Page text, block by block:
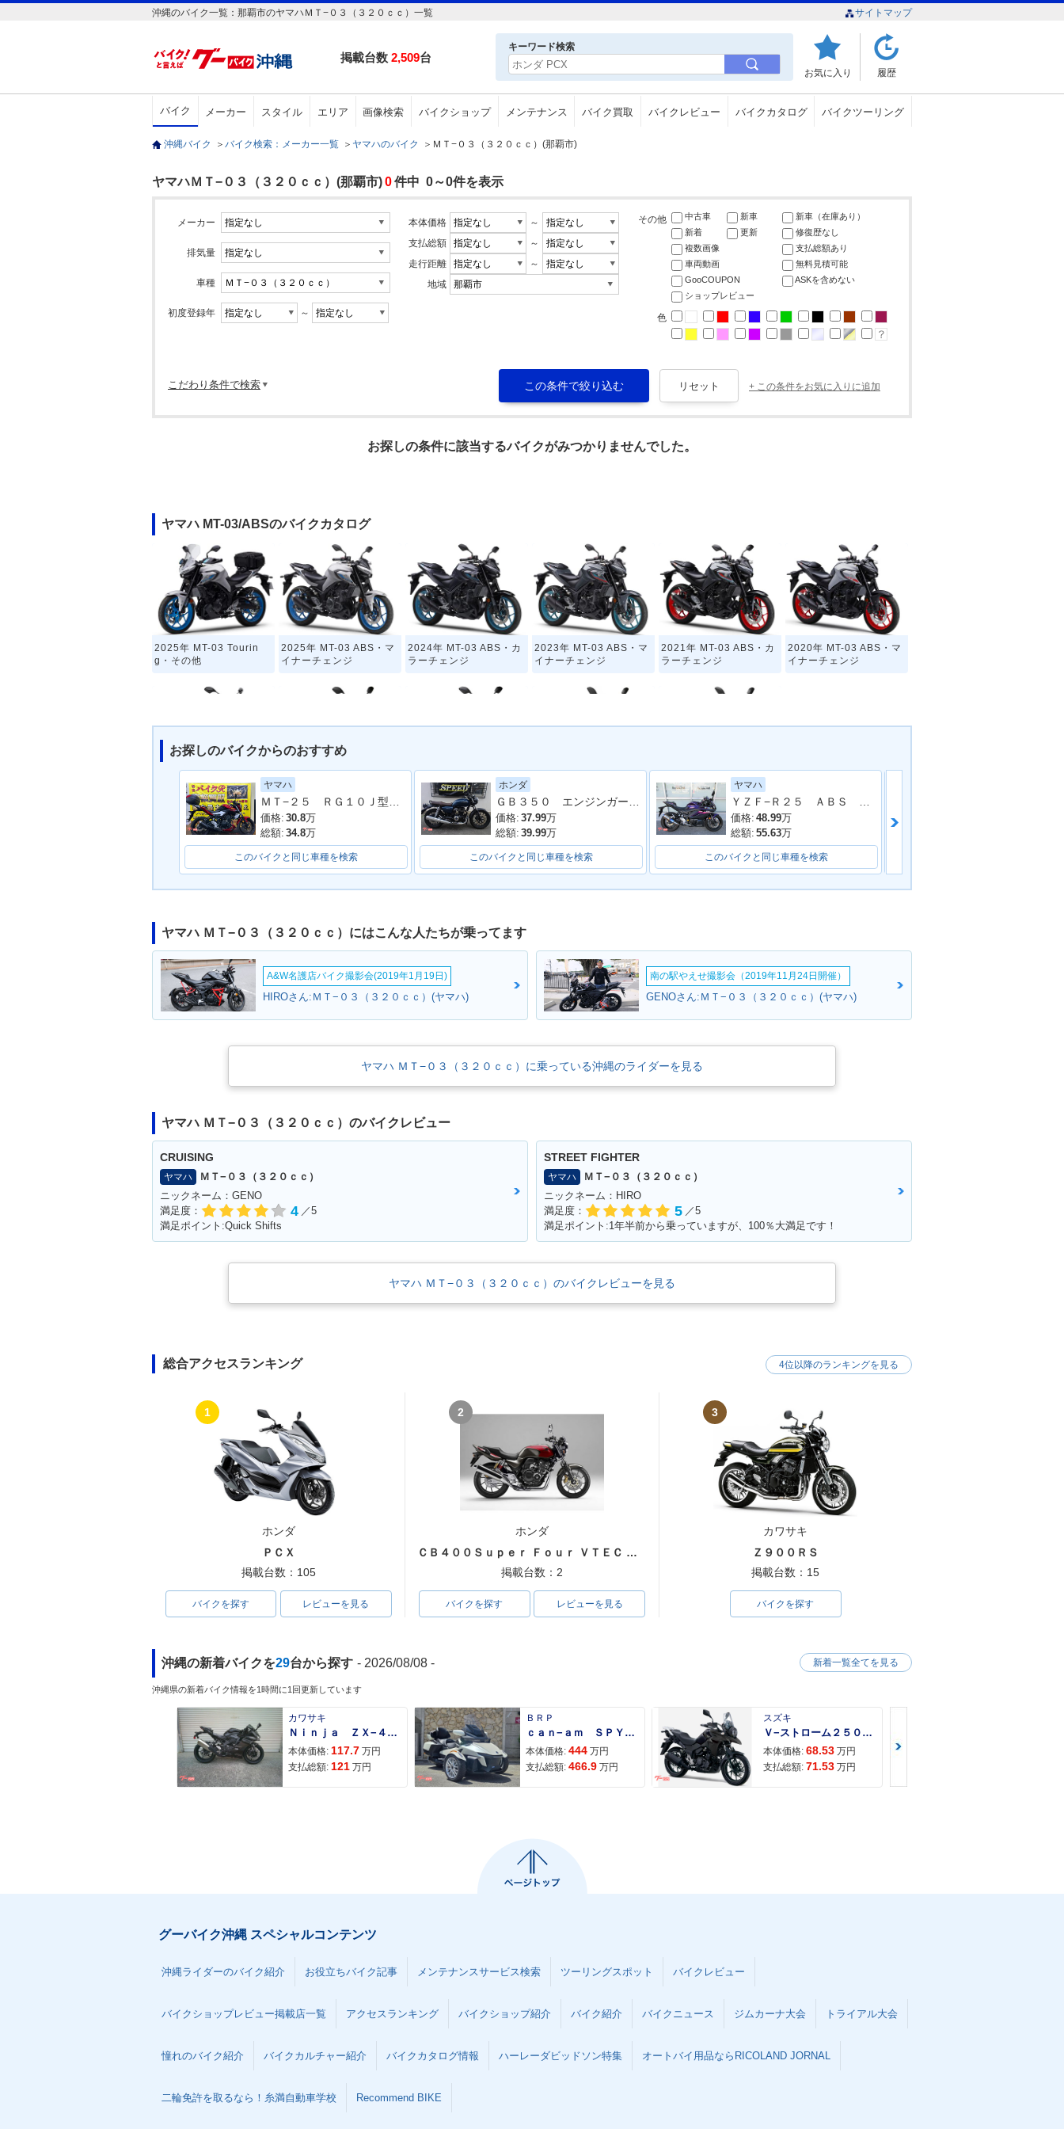
沖縄のバイク一覧：那覇市のヤマハＭＴ−０３（３２０ｃｃ）一覧 サイトマップ
掲載台数 2,509台
キーワード検索
お気に入り 履歴
バイク メーカー スタイル エリア 画像検索 バイクショップ メンテナンス バイク買取 バイクレビュー バイクカタログ バイクツーリング
沖縄バイク ＞ バイク検索：メーカー一覧 ＞ ヤマハのバイク ＞ ＭＴ−０３（３２０ｃｃ）(那覇市)
ヤマハＭＴ−０３（３２０ｃｃ）(那覇市)0件中 0～0件を表示
メーカー
排気量
車種
初度登録年 ～
本体価格
～
支払総額
～
走行距離
～
地域
その他 中古車 新車
新車（在庫あり）
新着
更新
修復歴なし
複数画像
支払総額あり
車両動画
無料見積可能
GooCOUPON
ASKを含めない
ショップレビュー
色
こだわり条件で検索 + この条件をお気に入りに追加
お探しの条件に該当するバイクがみつかりませんでした。
ヤマハ MT-03/ABSのバイクカタログ
2025年 MT-03 Tourin
g・その他
2025年 MT-03 ABS・マ
イナーチェンジ
2024年 MT-03 ABS・カ
ラーチェンジ
2023年 MT-03 ABS・マ
イナーチェンジ
2021年 MT-03 ABS・カ
ラーチェンジ
2020年 MT-03 ABS・マ
イナーチェンジ
2020年 MT-03・マイナ
ーチェンジ
2019年 MT-03・カラー
チェンジ
2018年 MT-03・カラー
チェンジ
チェンジ
2016年 MT-03・新登場
お探しのバイクからのおすすめ
ヤマハ
価格: 30.8万
総額: 34.8万
このバイクと同じ車種を検索
ホンダ
価格: 37.99万
総額: 39.99万
このバイクと同じ車種を検索
ヤマハ
価格: 48.99万
総額: 55.63万
このバイクと同じ車種を検索
ヤマハ ＭＴ−０３（３２０ｃｃ）にはこんな人たちが乗ってます
A&W名護店バイク撮影会(2019年1月19日)
HIROさん:ＭＴ−０３（３２０ｃｃ）(ヤマハ)
南の駅やえせ撮影会（2019年11月24日開催）
GENOさん:ＭＴ−０３（３２０ｃｃ）(ヤマハ)
ヤマハ ＭＴ−０３（３２０ｃｃ）に乗っている沖縄のライダーを見る
ヤマハ ＭＴ−０３（３２０ｃｃ）のバイクレビュー
CRUISING
ヤマハ
ＭＴ−０３（３２０ｃｃ）
ニックネーム：GENO
満足度：
4 ／5
満足ポイント:Quick Shifts
STREET FIGHTER
ヤマハ
ＭＴ−０３（３２０ｃｃ）
ニックネーム：HIRO
満足度：
5 ／5
満足ポイント:1年半前から乗っていますが、100％大満足です！
ヤマハ ＭＴ−０３（３２０ｃｃ）のバイクレビューを見る
総合アクセスランキング
1
ホンダ
ＰＣＸ
掲載台数：105
バイクを探す レビューを見る
2
ホンダ
ＣＢ４００Ｓｕｐｅｒ Ｆｏｕｒ ＶＴＥＣ ＳＰＥＣ３
掲載台数：2
バイクを探す レビューを見る
3
カワサキ
Ｚ９００ＲＳ
掲載台数：15
バイクを探す
4位以降のランキングを見る
沖縄の新着バイクを29台から探す - 2026/08/08 -
沖縄県の新着バイク情報を1時間に1回更新しています
カワサキ
Ｎｉｎｊａ ＺＸ−４Ｒ ＳＥ
本体価格: 117.7 万円
支払総額: 121 万円
ＢＲＰ
ｃａｎ−ａｍ ＳＰＹＤＥＲ ＲＴ ＬＩＭＩＴＥＤ
本体価格: 444 万円
支払総額: 466.9 万円
スズキ
Ｖ−ストローム２５０ ２６年モデル 水冷２気筒エンジン ＬＥＤヘッドライト標準装備
本体価格: 68.53 万円
支払総額: 71.53 万円
新着一覧全てを見る
グーバイク沖縄 スペシャルコンテンツ
沖縄ライダーのバイク紹介 お役立ちバイク記事 メンテナンスサービス検索 ツーリングスポット バイクレビュー
バイクショップレビュー掲載店一覧 アクセスランキング バイクショップ紹介 バイク紹介 バイクニュース ジムカーナ大会 トライアル大会
憧れのバイク紹介 バイクカルチャー紹介 バイクカタログ情報 ハーレーダビッドソン特集 オートバイ用品ならRICOLAND JORNAL
二輪免許を取るなら！糸満自動車学校 Recommend BIKE